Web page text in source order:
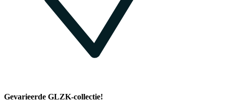
Gevarieerde GLZK-collectie!